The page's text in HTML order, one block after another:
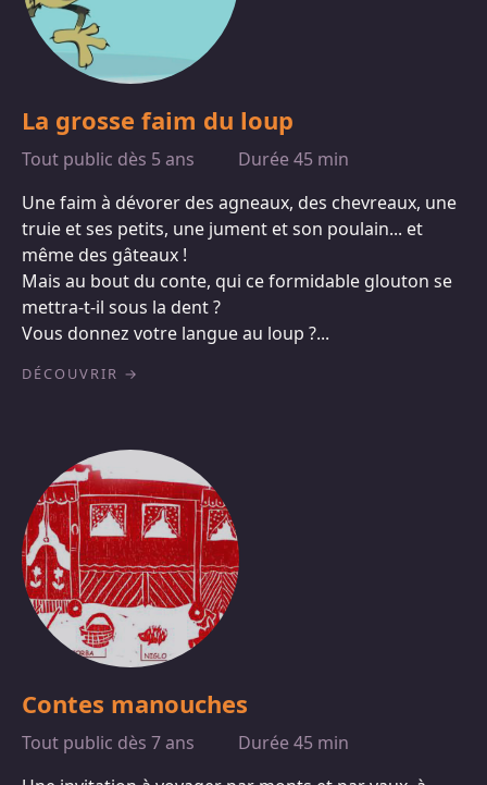
La grosse faim du loup
Tout public dès 5 ans
Durée 45 min
Une faim à dévorer des agneaux, des chevreaux, une
truie et ses petits, une jument et son poulain... et
même des gâteaux !
Mais au bout du conte, qui ce formidable glouton se
mettra-t-il sous la dent ?
Vous donnez votre langue au loup ?...
DÉCOUVRIR
Contes manouches
Tout public dès 7 ans
Durée 45 min